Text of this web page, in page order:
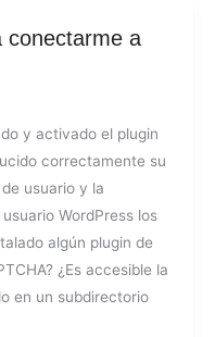
conectarme a
y activado el plugin
correctamente su
usuario y la
WordPress los
algún plugin de
¿Es accesible la
en un subdirectorio